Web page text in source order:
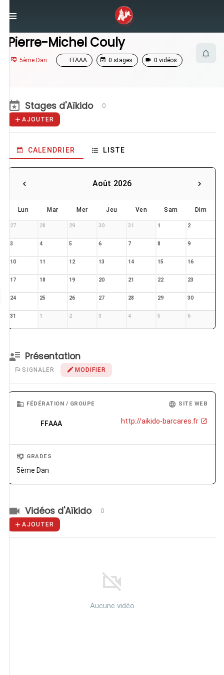
Pierre-Michel Couly
Pierre-Michel Couly
5ème Dan FFAAA 0 stages 0 vidéos
Stages d'Aïkido 0
AJOUTER
CALENDRIER LISTE
Août 2026
Lun Mar Mer Jeu Ven Sam Dim
27 28 29 30 31 1 2
3 4 5 6 7 8 9
10 11 12 13 14 15 16
17 18 19 20 21 22 23
24 25 26 27 28 29 30
31 1 2 3 4 5 6
Présentation
SIGNALER MODIFIER
FÉDÉRATION / GROUPE
FFAAA
SITE WEB
http://aikido-barcares.fr
GRADES
5ème Dan
Vidéos d'Aïkido 0
AJOUTER
Aucune vidéo